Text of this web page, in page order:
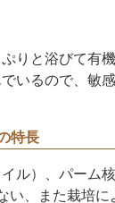
りと浴びて有
いるので、
特長
）、パーム
、また栽培